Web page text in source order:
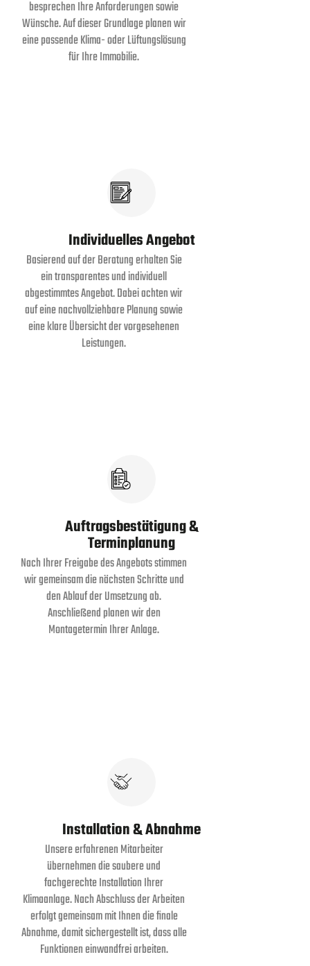
besprechen Ihre Anforderungen sowie
Wünsche. Auf dieser Grundlage planen wir
eine passende Klima- oder Lüftungslösung
für Ihre Immobilie.
Individuelles Angebot
Basierend auf der Beratung erhalten Sie
ein transparentes und individuell
abgestimmtes Angebot. Dabei achten wir
auf eine nachvollziehbare Planung sowie
eine klare Übersicht der vorgesehenen
Leistungen.
Auftragsbestätigung &
Terminplanung
Nach Ihrer Freigabe des Angebots stimmen
wir gemeinsam die nächsten Schritte und
den Ablauf der Umsetzung ab.
Anschließend planen wir den
Montagetermin Ihrer Anlage.
Installation & Abnahme
Unsere erfahrenen Mitarbeiter
übernehmen die saubere und
fachgerechte Installation Ihrer
Klimaanlage. Nach Abschluss der Arbeiten
erfolgt gemeinsam mit Ihnen die finale
Abnahme, damit sichergestellt ist, dass alle
Funktionen einwandfrei arbeiten.